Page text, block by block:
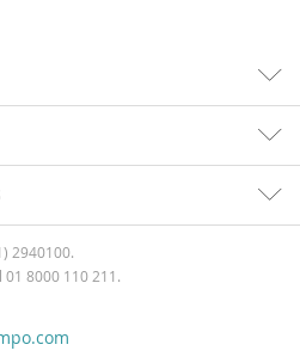
2940100.
8000 110 211.